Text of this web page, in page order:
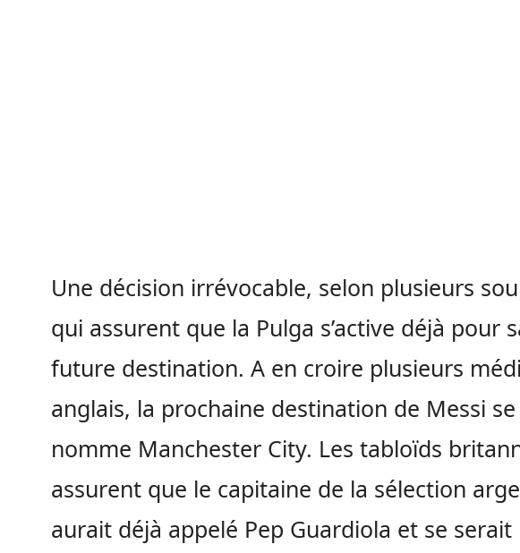
Une décision irrévocable, selon plusieurs
qui assurent que la Pulga s’active déjà pour
future destination. A en croire plusieurs
anglais, la prochaine destination de Messi se
nomme Manchester City. Les tabloïds
assurent que le capitaine de la sélection
aurait déjà appelé Pep Guardiola et se